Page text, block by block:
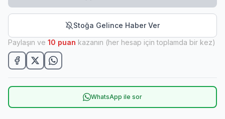
Stoğa Gelince Haber Ver
Paylaşın ve 10 puan kazanın (her hesap için toplamda bir kez)
WhatsApp ile sor